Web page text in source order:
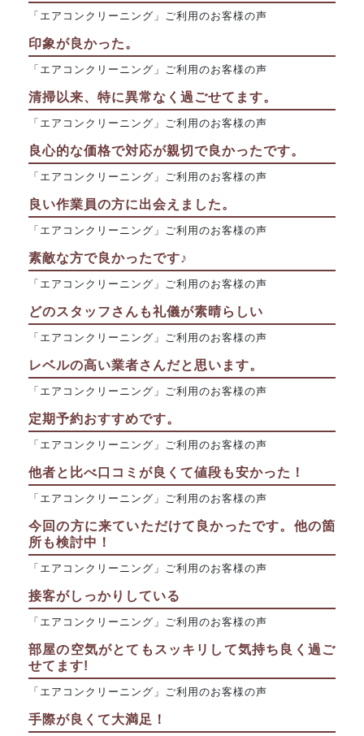
「エアコンクリーニング」ご利用のお客様の声
印象が良かった。
「エアコンクリーニング」ご利用のお客様の声
清掃以来、特に異常なく過ごせてます。
「エアコンクリーニング」ご利用のお客様の声
良心的な価格で対応が親切で良かったです。
「エアコンクリーニング」ご利用のお客様の声
良い作業員の方に出会えました。
「エアコンクリーニング」ご利用のお客様の声
素敵な方で良かったです♪
「エアコンクリーニング」ご利用のお客様の声
どのスタッフさんも礼儀が素晴らしい
「エアコンクリーニング」ご利用のお客様の声
レベルの高い業者さんだと思います。
「エアコンクリーニング」ご利用のお客様の声
定期予約おすすめです。
「エアコンクリーニング」ご利用のお客様の声
他者と比べ口コミが良くて値段も安かった！
「エアコンクリーニング」ご利用のお客様の声
今回の方に来ていただけて良かったです。他の箇
所も検討中！
「エアコンクリーニング」ご利用のお客様の声
接客がしっかりしている
「エアコンクリーニング」ご利用のお客様の声
部屋の空気がとてもスッキリして気持ち良く過ご
せてます!
「エアコンクリーニング」ご利用のお客様の声
手際が良くて大満足！